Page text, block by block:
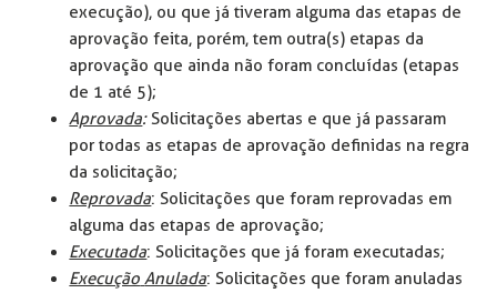
execução), ou que já tiveram alguma das etapas de
aprovação feita, porém, tem outra(s) etapas da
aprovação que ainda não foram concluídas (etapas
de 1 até 5);
Aprovada:Solicitações abertas e que já passaram
por todas as etapas de aprovação definidas na regra
da solicitação;
Reprovada: Solicitações que foram reprovadas em
alguma das etapas de aprovação;
Executada: Solicitações que já foram executadas;
Execução Anulada: Solicitações que foram anuladas